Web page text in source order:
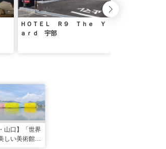
ＨＯＴＥＬ Ｒ９ Ｔｈｅ Ｙ
ａｒｄ 宇部
山口】「世界
しい美術館」